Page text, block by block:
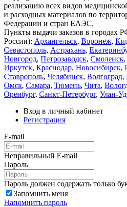
реализацию всех видов
и расходных материалов по
Федерации и стран ЕАЭС.
Пункты выдачи заказов в
России): Архангельск, Воронеж,
Севастополь, Астрахань,
Новгород, Петрозаводск, Смоленск,
Иркутск, Краснодар, Новосибирск,
Ставрополь, Челябинск, Волгоград,
Омск, Самара, Тюмень, Чита,
Оренбург, Санкт-Петербург, Улан-
Вход в личный кабинет
Регистрация
E-mail
Неправильный E-mail
Пароль
Пароль должен содержать только
Запомнить меня
Напомнить пароль